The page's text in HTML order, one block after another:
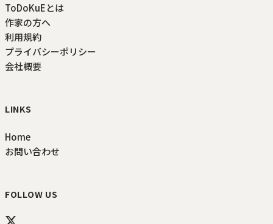
ToDoKuEとは
作家の方へ
利用規約
プライバシーポリシー
会社概要
LINKS
Home
お問い合わせ
FOLLOW US